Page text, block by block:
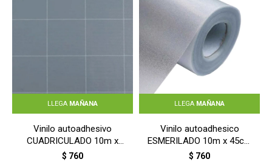
LLEGA MAÑANA
Vinilo autoadhesivo
CUADRICULADO 10m x
45cm - CUADRICULADO
$ 760
LLEGA MAÑANA
Vinilo autoadhesico
ESMERILADO 10m x 45cm
- ESMERILADO
$ 760